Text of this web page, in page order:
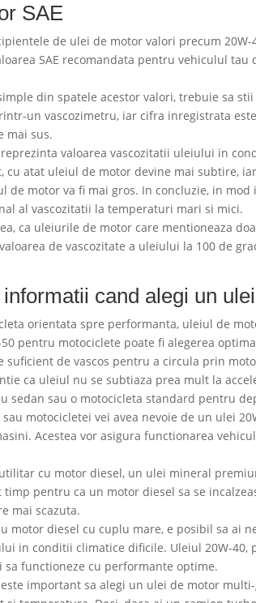
SAE
de ulei de motor valori precum 20W-
SAE recomandata pentru vehiculul
din spatele acestor valori, trebuie sa
un vascozimetru, iar cifra inregistrata
mai sus.
valoarea vascozitatii uleiului in
cu atat uleiul de motor devine mai subtire,
motor va fi mai gros. In concluzie, in
al vascozitatii la temperaturi mari si mici.
ca uleiurile de motor care mentioneaza
de vascozitate a uleiului la 100 de
cand alegi un
orientata spre performanta, uleiul de
pentru motociclete poate fi alegerea
suficient de vascos pentru a circula prin
ca uleiul nu se subtiaza prea mult la
sedan sau o motocicleta standard pentru
motocicletei vei avea nevoie de un ulei
Acestea vor asigura functionarea
cu motor diesel, un ulei mineral
pentru ca un motor diesel sa se
mai scazuta.
motor diesel cu cuplu mare, e posibil sa ai
in conditii climatice dificile. Uleiul 20W-
functioneze cu performante optime.
important sa alegi un ulei de motor